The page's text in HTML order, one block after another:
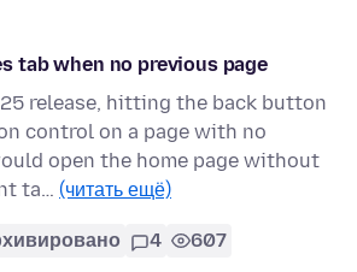
tab when no previous page
release, hitting the back button
control on a page with no
open the home page without
ta… (читать ещё)
4 607